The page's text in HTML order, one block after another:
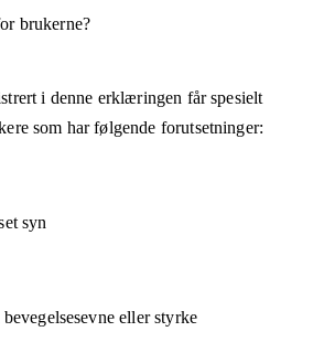
brukerne?
i denne erklæringen får spesielt
som har følgende forutsetninger:
syn
eller styrke